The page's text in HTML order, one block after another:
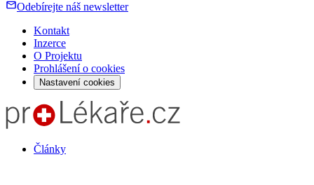
Odebírejte náš newsletter
Kontakt
Inzerce
O Projektu
Prohlášení o cookies
Nastavení cookies
Články